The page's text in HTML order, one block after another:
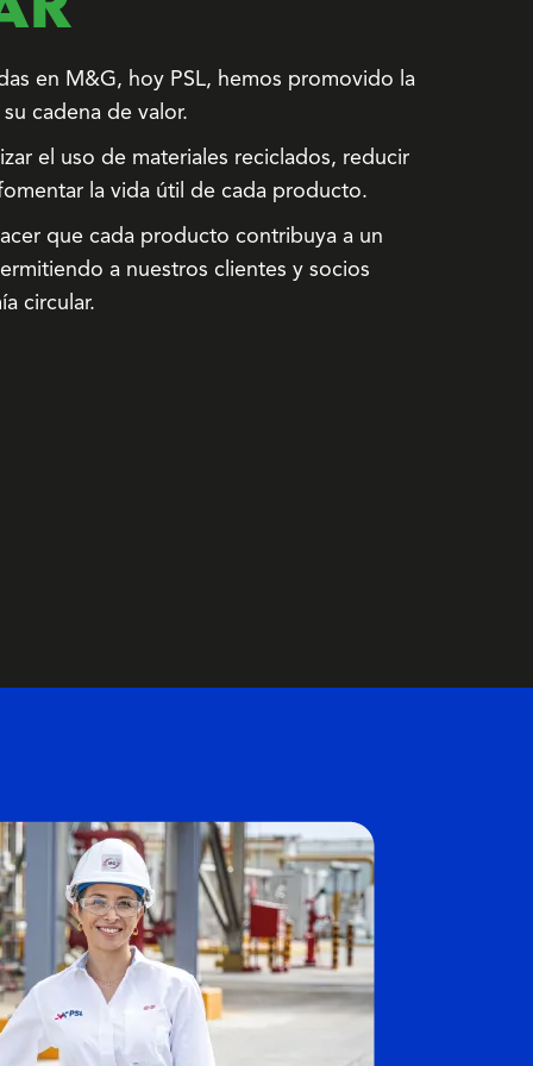
en M&G, hoy PSL, hemos promovido la
cadena de valor.
el uso de materiales reciclados, reducir
la vida útil de cada producto.
que cada producto contribuya a un
a nuestros clientes y socios
circular.